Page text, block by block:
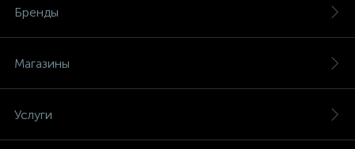
Бренды
Магазины
Услуги